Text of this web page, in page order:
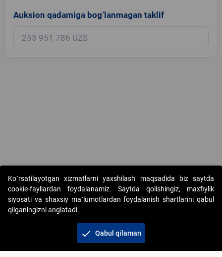
Auksion qadamiga bog‘lanmagan taklif
Copyright © 2017-2026. "Elektron onlayn-auksionlarni tashkil etish"
AJ. Barcha huquqlar himoyalangan
+998 71 202-21-11
Ko`rsatilayotgan xizmatlarni yaxshilash maqsadida biz saytda
cookie-fayllardan foydalanamiz. Saytda qolishingiz, maxfiylik
siyosati va shaxsiy ma`lumotlardan foydalanish shartlarini qabul
qilganingizni anglatadi.
check Qabul qilaman